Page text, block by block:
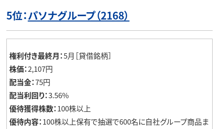
5位：パソナグループ（2168）
権利付き最終月：5月［貸借銘柄］
株価：2,107円
配当金：75円
配当利回り：3.56%
優待獲得株数：100株以上
優待内容：100株以上保有で抽選で600名に自社グループ商品ま